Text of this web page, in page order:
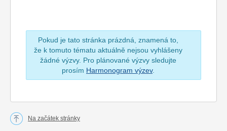
Pokud je tato stránka prázdná, znamená to,
že k tomuto tématu aktuálně nejsou vyhlášeny
žádné výzvy. Pro plánované výzvy sledujte
prosím Harmonogram výzev.
Na začátek stránky